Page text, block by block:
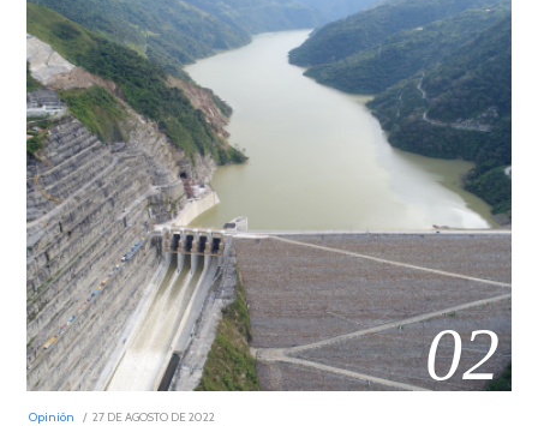
02
Opinión
POSTED
27 DE AGOSTO DE 2022